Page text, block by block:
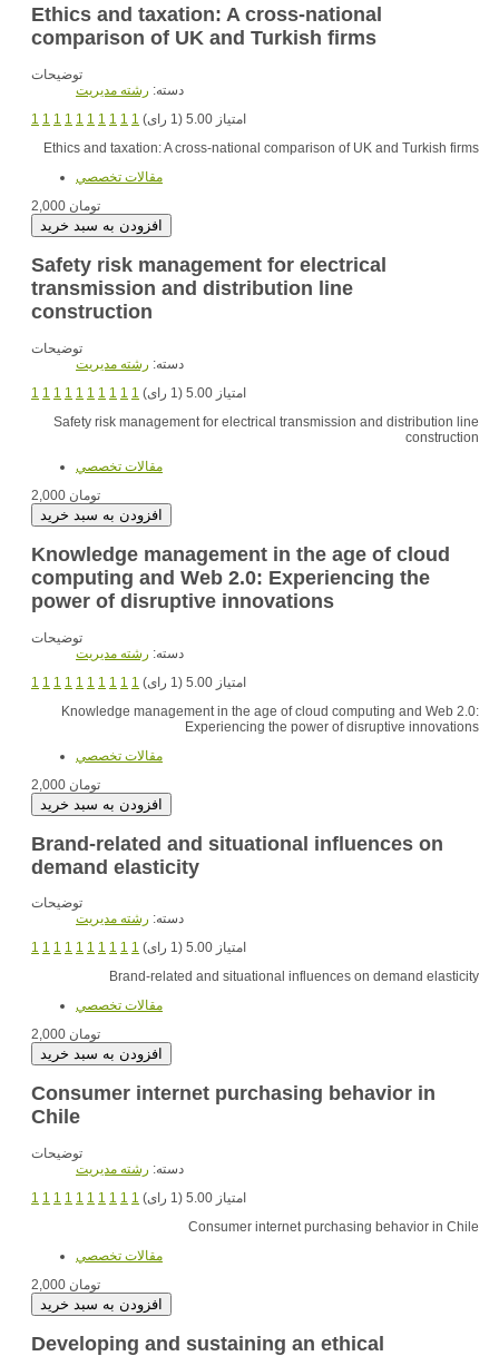
Ethics and taxation: A cross-national
comparison of UK and Turkish firms
توضیحات
دسته: رشته مديريت
1 1 1 1 1 1 1 1 1 1
امتیاز 5.00 (1 رای)
Ethics and taxation: A cross-national comparison of UK and Turkish firms
مقالات تخصصي
2,000 تومان
Safety risk management for electrical
transmission and distribution line
construction
توضیحات
دسته: رشته مديريت
1 1 1 1 1 1 1 1 1 1
امتیاز 5.00 (1 رای)
Safety risk management for electrical transmission and distribution line
construction
مقالات تخصصي
2,000 تومان
Knowledge management in the age of cloud
computing and Web 2.0: Experiencing the
power of disruptive innovations
توضیحات
دسته: رشته مديريت
1 1 1 1 1 1 1 1 1 1
امتیاز 5.00 (1 رای)
Knowledge management in the age of cloud computing and Web 2.0:
Experiencing the power of disruptive innovations
مقالات تخصصي
2,000 تومان
Brand-related and situational influences on
demand elasticity
توضیحات
دسته: رشته مديريت
1 1 1 1 1 1 1 1 1 1
امتیاز 5.00 (1 رای)
Brand-related and situational influences on demand elasticity
مقالات تخصصي
2,000 تومان
Consumer internet purchasing behavior in
Chile
توضیحات
دسته: رشته مديريت
1 1 1 1 1 1 1 1 1 1
امتیاز 5.00 (1 رای)
Consumer internet purchasing behavior in Chile
مقالات تخصصي
2,000 تومان
Developing and sustaining an ethical